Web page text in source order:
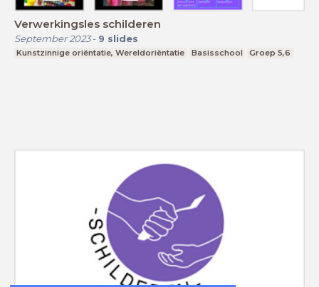
Verwerkingsles schilderen
September 2023- 9 slides
Kunstzinnige oriëntatie, Wereldoriëntatie Basisschool Groep 5,6